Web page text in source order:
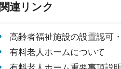
関連リンク
高齢者福祉施設の設置認可
有料老人ホームについて